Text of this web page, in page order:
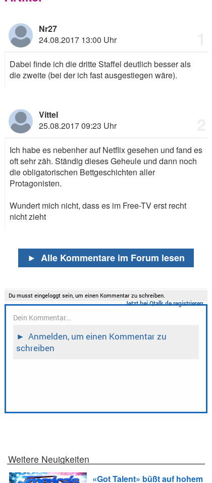
Nr27
24.08.2017 13:00 Uhr
Dabei finde ich die dritte Staffel deutlich besser als
die zweite (bei der ich fast ausgestiegen wäre).
Vittel
25.08.2017 09:23 Uhr
Ich habe es nebenher auf Netflix gesehen und fand es
oft sehr zäh. Ständig dieses Geheule und dann noch
die obligatorischen Bettgeschichten aller
Protagonisten.
Wundert mich nicht, dass es im Free-TV erst recht
nicht zieht
► Alle Kommentare im Forum lesen
Weitere Neuigkeiten
«Got Talent» büßt auf hohem